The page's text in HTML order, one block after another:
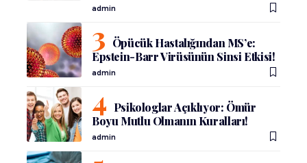
admin
Öpücük Hastalığından MS’e:
Epstein-Barr Virüsünün Sinsi Etkisi!
admin
Psikologlar Açıklıyor: Ömür
Boyu Mutlu Olmanın Kuralları!
admin